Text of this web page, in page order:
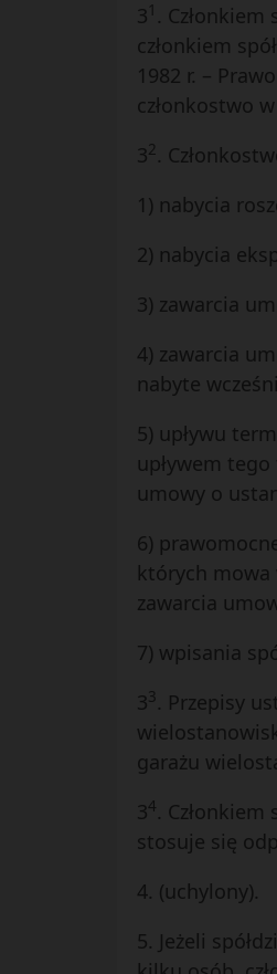
31 .
członkiem
1982 r. –
członkostwo
32.
1) nabycia
2) nabycia
3) zawarcia
4) zawarcia
nabyte
5) upływu
upływem
umowy o
6)
których mowa
zawarcia
7) wpisania
33. Przepisy
garażu
34.
stosuje się
4. (uchylony).
5. Jeżeli